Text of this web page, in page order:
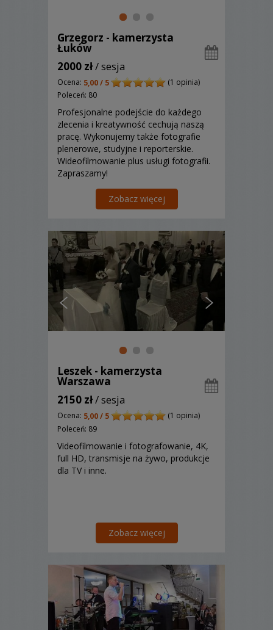
Grzegorz - kamerzysta
Łuków
2000 zł/ sesja
Ocena: 5,00 / 5
(1 opinia)
Poleceń: 80
Profesjonalne podejście do każdego
zlecenia i kreatywność cechują naszą
pracę. Wykonujemy także fotografie
plenerowe, studyjne i reporterskie.
Wideofilmowanie plus usługi fotografii.
Zapraszamy!
Zobacz więcej
Leszek - kamerzysta
Warszawa
2150 zł/ sesja
Ocena: 5,00 / 5
(1 opinia)
Poleceń: 89
Videofilmowanie i fotografowanie, 4K,
full HD, transmisje na żywo, produkcje
dla TV i inne.
Zobacz więcej